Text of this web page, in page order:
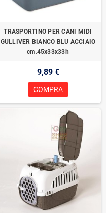
TRASPORTINO PER CANI MIDI
GULLIVER BIANCO BLU ACCIAIO
cm.45x33x33h
9,89 €
COMPRA